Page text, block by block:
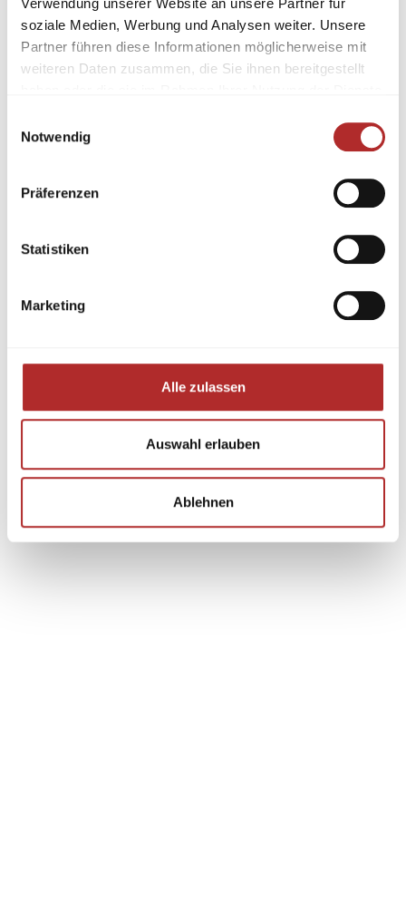
Verwendung unserer Website an unsere Partner für
soziale Medien, Werbung und Analysen weiter. Unsere
Partner führen diese Informationen möglicherweise mit
weiteren Daten zusammen, die Sie ihnen bereitgestellt
Notwendig
Präferenzen
Statistiken
Marketing
Alle zulassen
Auswahl erlauben
Ablehnen